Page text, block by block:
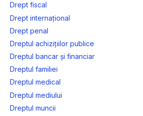
Drept fiscal
Drept internațional
Drept penal
Dreptul achizițiilor publice
Dreptul bancar și financiar
Dreptul familiei
Dreptul medical
Dreptul mediului
Dreptul muncii